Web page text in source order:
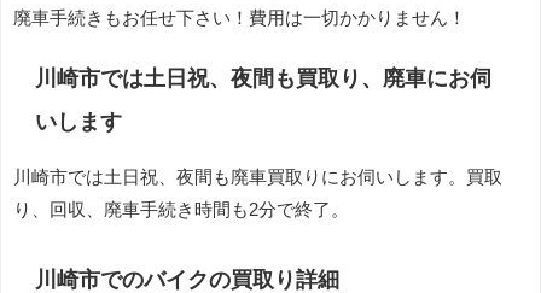
廃車手続きもお任せ下さい！費用は一切かかりません！
川崎市では土日祝、夜間も買取り、廃車にお伺
いします
川崎市では土日祝、夜間も廃車買取りにお伺いします。買取
り、回収、廃車手続き時間も2分で終了。
川崎市でのバイクの買取り詳細